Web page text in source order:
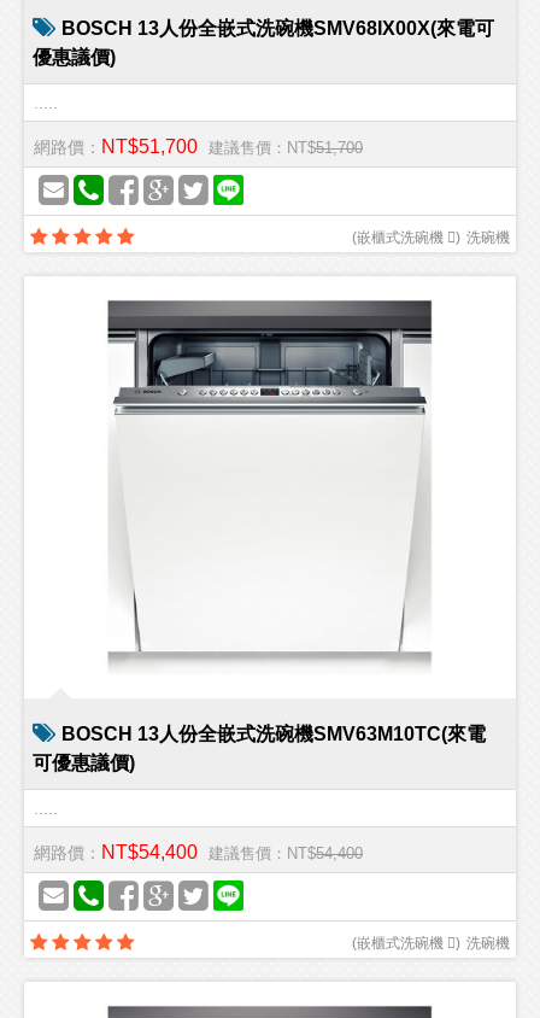
BOSCH 13人份全嵌式洗碗機SMV68IX00X(來電可
優惠議價)
網路價： NT$51,700 建議售價：NT$51,700
洗碗機
(嵌櫃式洗碗機 )
BOSCH 13人份全嵌式洗碗機SMV63M10TC(來電
可優惠議價)
網路價： NT$54,400 建議售價：NT$54,400
洗碗機
(嵌櫃式洗碗機 )